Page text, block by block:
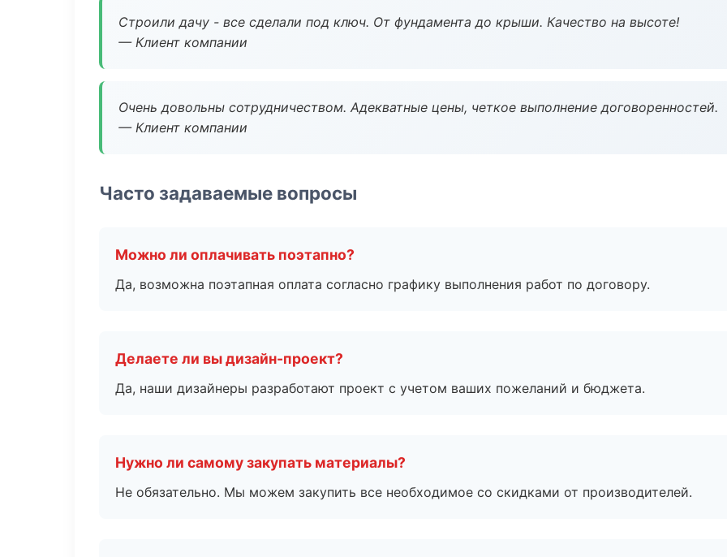
Строили дачу - все сделали под ключ. От фундамента до крыши. Качество на высоте!
— Клиент компании
Очень довольны сотрудничеством. Адекватные цены, четкое выполнение договоренностей.
— Клиент компании
Часто задаваемые вопросы
Можно ли оплачивать поэтапно?
Да, возможна поэтапная оплата согласно графику выполнения работ по договору.
Делаете ли вы дизайн-проект?
Да, наши дизайнеры разработают проект с учетом ваших пожеланий и бюджета.
Нужно ли самому закупать материалы?
Не обязательно. Мы можем закупить все необходимое со скидками от производителей.